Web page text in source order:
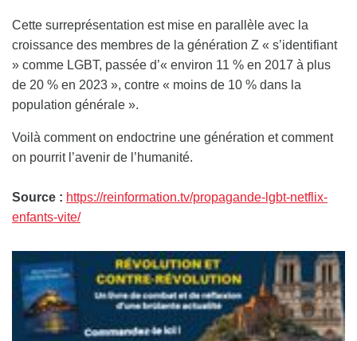
Cette surreprésentation est mise en parallèle avec la
croissance des membres de la génération Z « s’identifiant
» comme LGBT, passée d’« environ 11 % en 2017 à plus
de 20 % en 2023 », contre « moins de 10 % dans la
population générale ».
Voilà comment on endoctrine une génération et comment
on pourrit l’avenir de l’humanité.
Source : https://reinformation.tv/propagande-lgbt-netflix-
enfants-vite/